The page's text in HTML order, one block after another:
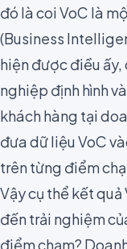
đó là coi VoC là
(Business
hiện được điều
nghiệp định hình
khách hàng tại
đưa dữ liệu VoC
trên từng điểm
Vậy cụ thể kết
đến trải nghiệm
điểm chạm?